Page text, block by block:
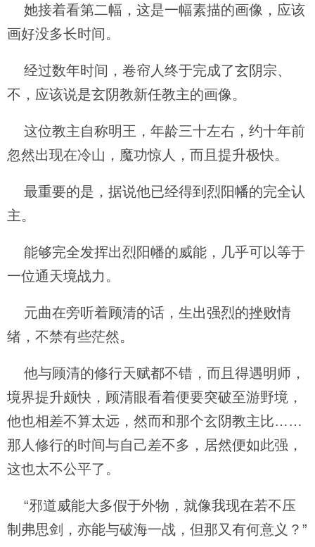
她接着看第二幅，这是一幅素描的画像，应该
画好没多长时间。
经过数年时间，卷帘人终于完成了玄阴宗、
不，应该说是玄阴教新任教主的画像。
这位教主自称明王，年龄三十左右，约十年前
忽然出现在冷山，魔功惊人，而且提升极快。
最重要的是，据说他已经得到烈阳幡的完全认
主。
能够完全发挥出烈阳幡的威能，几乎可以等于
一位通天境战力。
元曲在旁听着顾清的话，生出强烈的挫败情
绪，不禁有些茫然。
他与顾清的修行天赋都不错，而且得遇明师，
境界提升颇快，顾清眼看着便要突破至游野境，
他也相差不算太远，然而和那个玄阴教主比……
那人修行的时间与自己差不多，居然便如此强，
这也太不公平了。
“邪道威能大多假于外物，就像我现在若不压
制弗思剑，亦能与破海一战，但那又有何意义？”